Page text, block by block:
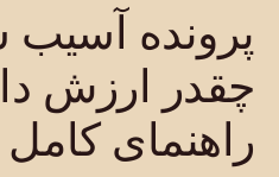
پرونده
چقدر ارزش
راهنمای کامل